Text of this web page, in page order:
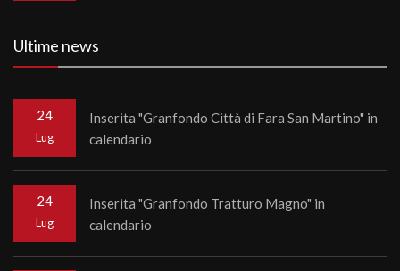
Ultime news
24
Lug
Inserita "Granfondo Città di Fara San Martino" in
calendario
24
Lug
Inserita "Granfondo Tratturo Magno" in
calendario